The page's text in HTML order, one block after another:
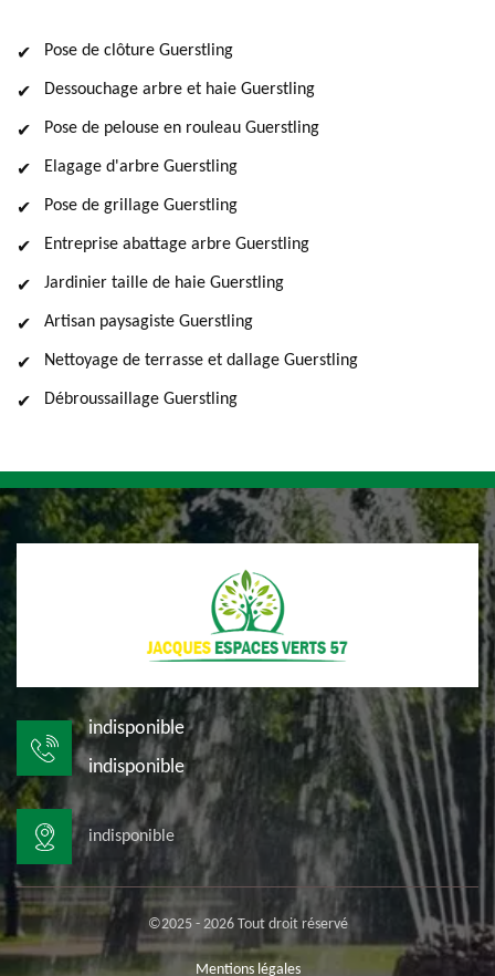
Pose de clôture Guerstling
Dessouchage arbre et haie Guerstling
Pose de pelouse en rouleau Guerstling
Elagage d'arbre Guerstling
Pose de grillage Guerstling
Entreprise abattage arbre Guerstling
Jardinier taille de haie Guerstling
Artisan paysagiste Guerstling
Nettoyage de terrasse et dallage Guerstling
Débroussaillage Guerstling
indisponible
indisponible
indisponible
©2025 - 2026 Tout droit réservé
Mentions légales